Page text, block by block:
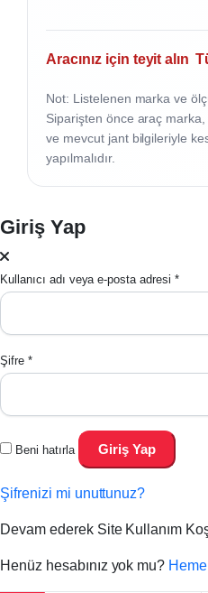
Aracınız için teyit alın
Not: Listelenen marka ve
Siparişten önce araç marka,
ve mevcut jant bilgileriyle
yapılmalıdır.
Giriş Yap
Kullanıcı adı veya e-posta adresi *
Şifre *
Beni hatırla Giriş Yap
Şifrenizi mi unuttunuz?
Devam ederek Site Kullanım
Henüz hesabınız yok mu?